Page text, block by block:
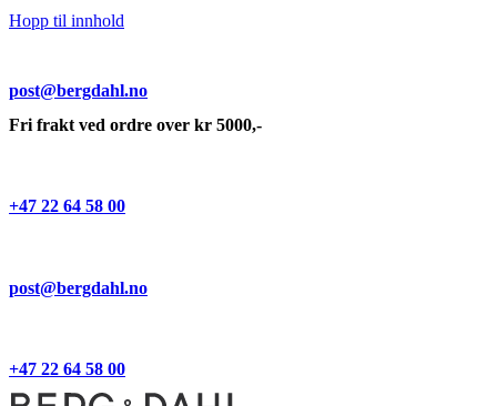
Hopp til innhold
post@bergdahl.no
Fri frakt ved ordre over kr 5000,-
+47 22 64 58 00
post@bergdahl.no
+47 22 64 58 00